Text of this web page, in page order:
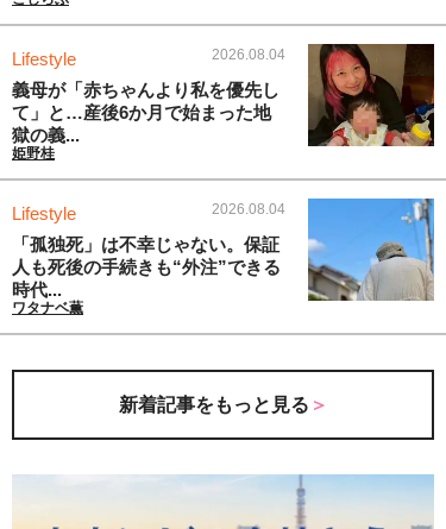
Lifestyle 2026.08.04
義母が「赤ちゃんより私を優先し
て」と…産後6か月で始まった地
獄の義...
姫野桂
Lifestyle 2026.08.04
「孤独死」は不幸じゃない。保証
人も死後の手続きも“外注”できる
時代...
ワタナベ薫
新着記事をもっと見る